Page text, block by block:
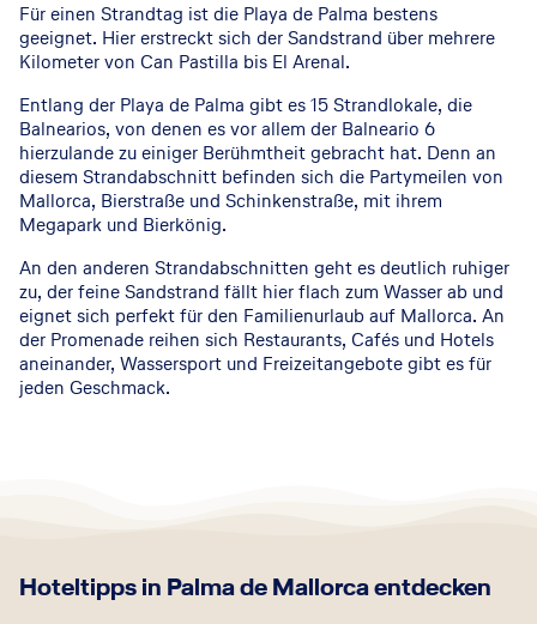
Für einen Strandtag ist die Playa de Palma bestens
geeignet. Hier erstreckt sich der Sandstrand über mehrere
Kilometer von Can Pastilla bis El Arenal.
Entlang der Playa de Palma gibt es 15 Strandlokale, die
Balnearios, von denen es vor allem der Balneario 6
hierzulande zu einiger Berühmtheit gebracht hat. Denn an
diesem Strandabschnitt befinden sich die Partymeilen von
Mallorca, Bierstraße und Schinkenstraße, mit ihrem
Megapark und Bierkönig.
An den anderen Strandabschnitten geht es deutlich ruhiger
zu, der feine Sandstrand fällt hier flach zum Wasser ab und
eignet sich perfekt für den Familienurlaub auf Mallorca. An
der Promenade reihen sich Restaurants, Cafés und Hotels
aneinander, Wassersport und Freizeitangebote gibt es für
jeden Geschmack.
Hoteltipps in Palma de Mallorca entdecken